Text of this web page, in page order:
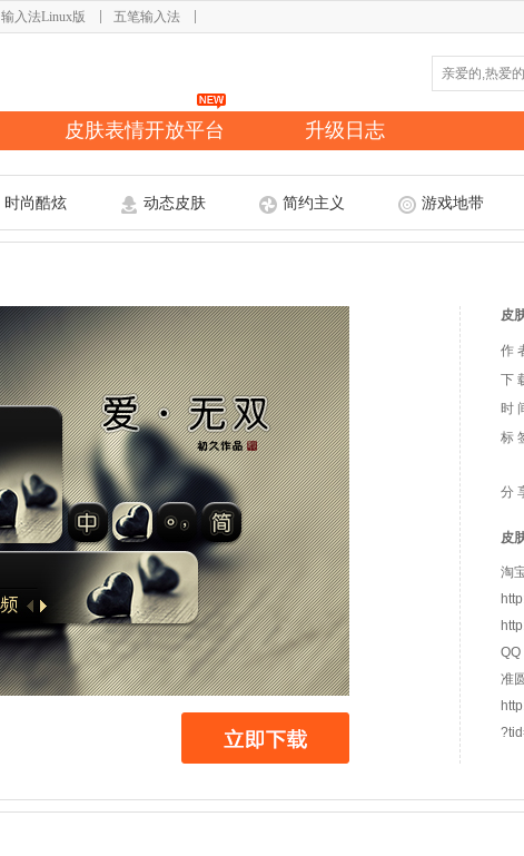
输入法Linux版 五笔输入法
皮肤表情开放平台 升级日志
时尚酷炫 动态皮肤 简约主义 游戏地带
皮
作
下
时
标
分
皮
淘
准